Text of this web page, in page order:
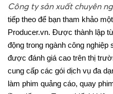
Công ty sản xuất chuyên
tiếp theo để bạn tham khảo
Producer.vn. Được thành lập
động trong ngành công nghiệp
được đánh giá cao trên thị
cung cấp các gói dịch vụ đa
làm phim quảng cáo, quay